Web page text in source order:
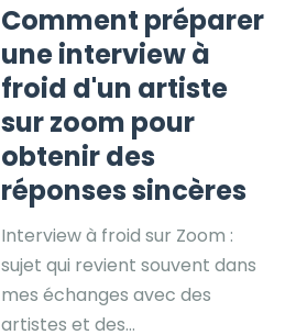
Comment préparer
une interview à
froid d'un artiste
sur zoom pour
obtenir des
réponses sincères
Interview à froid sur Zoom :
sujet qui revient souvent dans
mes échanges avec des
artistes et des...